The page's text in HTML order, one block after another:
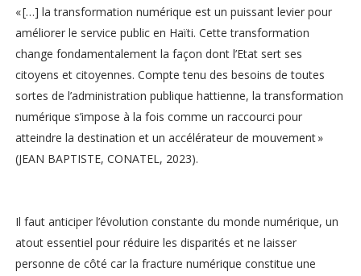
« […] la transformation numérique est un puissant levier pour
améliorer le service public en Haïti. Cette transformation
change fondamentalement la façon dont l’Etat sert ses
citoyens et citoyennes. Compte tenu des besoins de toutes
sortes de l’administration publique hattienne, la transformation
numérique s’impose à la fois comme un raccourci pour
atteindre la destination et un accélérateur de mouvement »
(JEAN BAPTISTE, CONATEL, 2023).
Il faut anticiper l’évolution constante du monde numérique, un
atout essentiel pour réduire les disparités et ne laisser
personne de côté car la fracture numérique constitue une